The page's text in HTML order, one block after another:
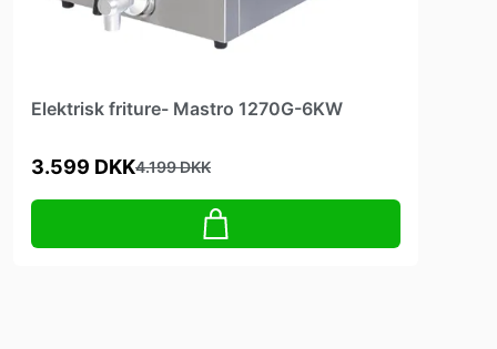
Elektrisk friture- Mastro 1270G-6KW
3.599 DKK4.199 DKK